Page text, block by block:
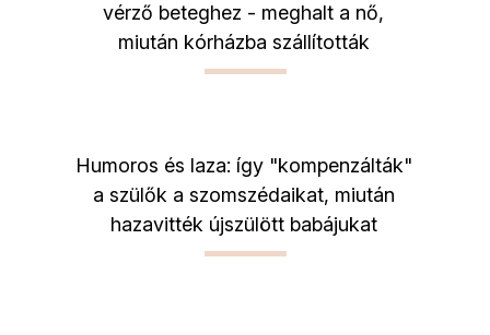
vérző beteghez - meghalt a nő,
miután kórházba szállították
Humoros és laza: így "kompenzálták"
a szülők a szomszédaikat, miután
hazavitték újszülött babájukat